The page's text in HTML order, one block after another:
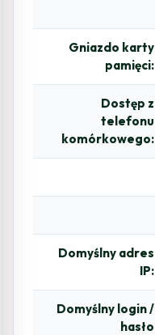
Gniazdo karty
pamięci:
Dostęp z
telefonu
komórkowego:
Domyślny adres
IP:
Domyślny login /
hasło